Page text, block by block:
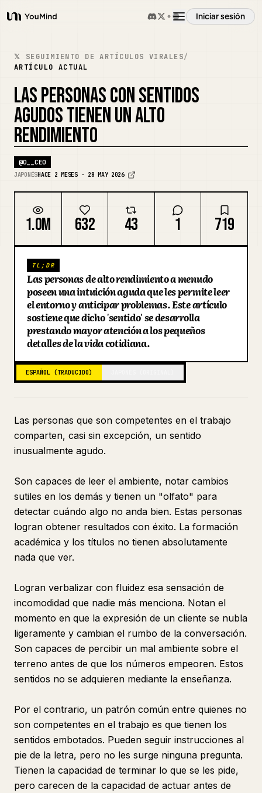
YouMind
Iniciar sesión
Resumen
Casos de uso
Habilidades
Prompts
Precios
Blog
Actualizaciones
𝕏 SEGUIMIENTO DE ARTÍCULOS VIRALES/
ARTÍCULO ACTUAL
LAS PERSONAS CON SENTIDOS
AGUDOS TIENEN UN ALTO
RENDIMIENTO
@O__CEO
JAPONÉSHACE 2 MESES · 28 MAY 2026
1.0M 632 43 1 719
TL;DR
Las personas de alto rendimiento a menudo
poseen una intuición aguda que les permite leer
el entorno y anticipar problemas. Este artículo
sostiene que dicho 'sentido' se desarrolla
prestando mayor atención a los pequeños
detalles de la vida cotidiana.
ESPAÑOL (TRADUCIDO)
Las personas que son competentes en el trabajo
comparten, casi sin excepción, un sentido
inusualmente agudo.
Son capaces de leer el ambiente, notar cambios
sutiles en los demás y tienen un "olfato" para
detectar cuándo algo no anda bien. Estas personas
logran obtener resultados con éxito. La formación
académica y los títulos no tienen absolutamente
nada que ver.
Logran verbalizar con fluidez esa sensación de
incomodidad que nadie más menciona. Notan el
momento en que la expresión de un cliente se nubla
ligeramente y cambian el rumbo de la conversación.
Son capaces de percibir un mal ambiente sobre el
terreno antes de que los números empeoren. Estos
sentidos no se adquieren mediante la enseñanza.
Por el contrario, un patrón común entre quienes no
son competentes en el trabajo es que tienen los
sentidos embotados. Pueden seguir instrucciones al
pie de la letra, pero no les surge ninguna pregunta.
Tienen la capacidad de terminar lo que se les pide,
pero carecen de la capacidad de actuar antes de